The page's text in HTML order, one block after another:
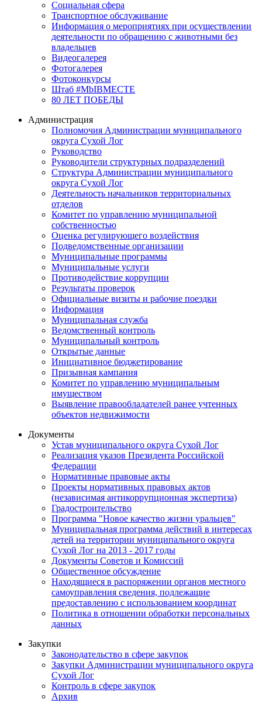
Социальная сфера
Транспортное обслуживание
Информация о мероприятиях при осуществлении
деятельности по обращению с животными без
владельцев
Видеогалерея
Фотогалерея
Фотоконкурсы
Штаб #MbIBMECTE
80 ЛЕТ ПОБЕДЫ
Администрация
Полномочия Администрации муниципального
округа Сухой Лог
Руководство
Руководители структурных подразделений
Структура Администрации муниципального
округа Сухой Лог
Деятельность начальников территориальных
отделов
Комитет по управлению муниципальной
собственностью
Оценка регулирующего воздействия
Подведомственные организации
Муниципальные программы
Муниципальные услуги
Противодействие коррупции
Результаты проверок
Официальные визиты и рабочие поездки
Информация
Муниципальная служба
Ведомственный контроль
Муниципальный контроль
Открытые данные
Инициативное бюджетирование
Призывная кампания
Комитет по управлению муниципальным
имуществом
Выявление правообладателей ранее учтенных
объектов недвижимости
Документы
Устав муниципального округа Сухой Лог
Реализация указов Президента Российской
Федерации
Нормативные правовые акты
Проекты нормативных правовых актов
(независимая антикоррупционная экспертиза)
Градостроительство
Программа "Новое качество жизни уральцев"
Муниципальная программа действий в интересах
детей на территории муниципального округа
Сухой Лог на 2013 - 2017 годы
Документы Советов и Комиссий
Общественное обсуждение
Находящиеся в распоряжении органов местного
самоуправления сведения, подлежащие
предоставлению с использованием координат
Политика в отношении обработки персональных
данных
Закупки
Законодательство в сфере закупок
Закупки Администрации муниципального округа
Сухой Лог
Контроль в сфере закупок
Архив